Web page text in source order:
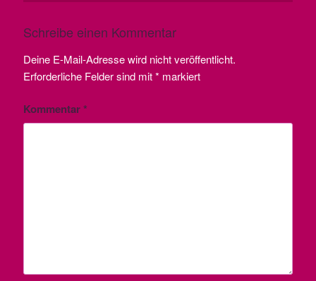
Schreibe einen Kommentar
Deine E-Mail-Adresse wird nicht veröffentlicht.
Erforderliche Felder sind mit* markiert
Kommentar*